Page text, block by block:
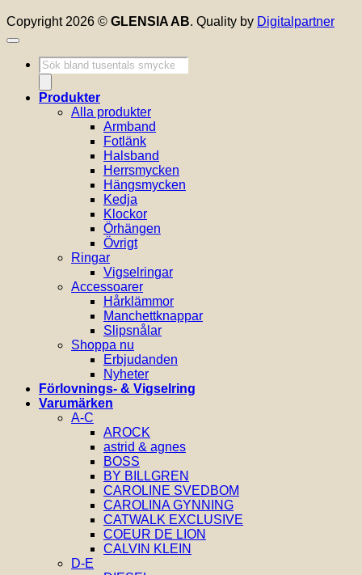
Copyright 2026 © GLENSIA AB. Quality by Digitalpartner
Produktsökning
Produkter
Alla produkter
Armband
Fotlänk
Halsband
Herrsmycken
Hängsmycken
Kedja
Klockor
Örhängen
Övrigt
Ringar
Vigselringar
Accessoarer
Hårklämmor
Manchettknappar
Slipsnålar
Shoppa nu
Erbjudanden
Nyheter
Förlovnings- & Vigselring
Varumärken
A-C
AROCK
astrid & agnes
BOSS
BY BILLGREN
CAROLINE SVEDBOM
CAROLINA GYNNING
CATWALK EXCLUSIVE
COEUR DE LION
CALVIN KLEIN
D-E